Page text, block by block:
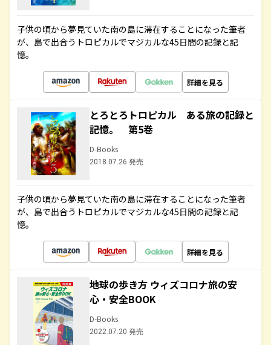
子供の頃から夢見ていた南の島に滞在することになった筆者
が、島で出合うトロピカルでマジカルな45日間の記録と記
憶。
詳細を見る
とろとろトロピカル ある旅の記録と
記憶。 第5巻
D-Books
2018.07.26 発売
子供の頃から夢見ていた南の島に滞在することになった筆者
が、島で出合うトロピカルでマジカルな45日間の記録と記
憶。
詳細を見る
地球の歩き方 ウィズコロナ旅の安
心・安全BOOK
D-Books
2022.07.20 発売